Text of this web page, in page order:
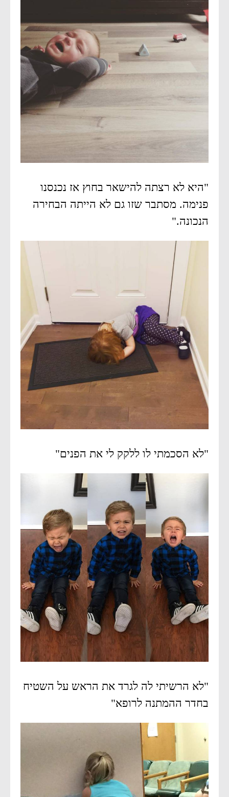
"היא לא רצתה להישאר בחוץ אז נכנסנו
פנימה. מסתבר שזו גם לא הייתה הבחירה
הנכונה."
"לא הסכמתי לו ללקק לי את הפנים"
"לא הרשיתי לה לגרד את הראש על השטיח
בחדר ההמתנה לרופא"